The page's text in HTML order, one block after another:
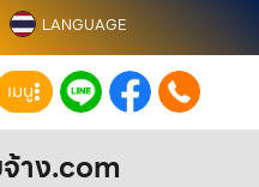
LANGUAGE
เมนู
าง.com